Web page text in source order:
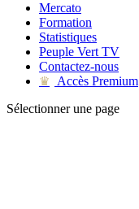
Mercato
Formation
Statistiques
Peuple Vert TV
Contactez-nous
♛
Accès Premium
Sélectionner une page